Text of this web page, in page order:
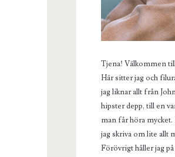
Tjena! Välkommen
Här sitter jag och
jag liknar allt från
hipster depp, till en
man får höra
jag skriva om lite allt
Förövrigt håller jag